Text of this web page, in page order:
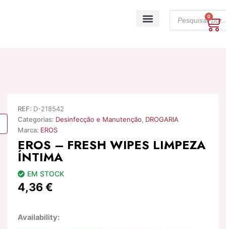
search
0
REF: D-218542
Categorias: Desinfecção e Manutenção, DROGARIA
Marca: EROS
EROS – FRESH WIPES LIMPEZA
ÍNTIMA
EM STOCK
4,36€
Availability:Quantidade